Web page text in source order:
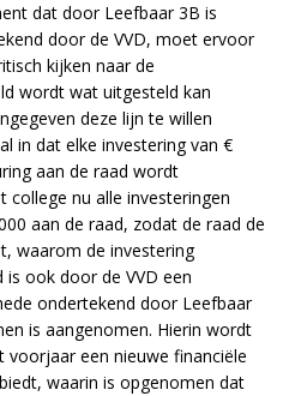
dat door Leefbaar 3B is
door de VVD, moet ervoor
kijken naar de
wordt wat uitgesteld kan
deze lijn te willen
in dat elke investering van €
aan de raad wordt
college nu alle investeringen
aan de raad, zodat de raad de
waarom de investering
ook door de VVD een
ondertekend door Leefbaar
is aangenomen. Hierin wordt
voorjaar een nieuwe financiële
waarin is opgenomen dat